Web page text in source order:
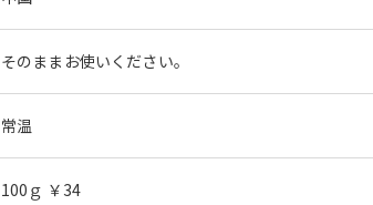
そのままお使いください。
常温
100ｇ ￥34